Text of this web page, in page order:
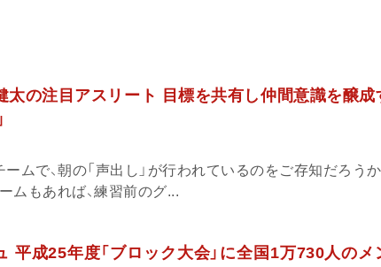
太の注目アスリート 目標を共有し仲間意識を醸成
ムで、朝の「声出し」が行われているのをご存知だろう
ムもあれば、練習前のグ...
平成25年度「ブロック大会」に全国1万730人の